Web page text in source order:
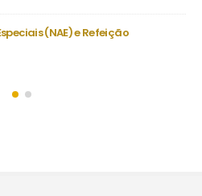
| Vouchers e manuais reutilizáveis